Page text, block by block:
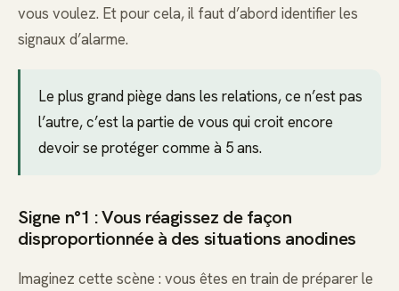
vous voulez. Et pour cela, il faut d’abord identifier les
signaux d’alarme.
Le plus grand piège dans les relations, ce n’est pas
l’autre, c’est la partie de vous qui croit encore
devoir se protéger comme à 5 ans.
Signe n°1 : Vous réagissez de façon
disproportionnée à des situations anodines
Imaginez cette scène : vous êtes en train de préparer le